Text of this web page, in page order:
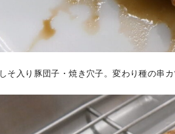
しそ入り豚団子・焼き穴子。変わり種の串